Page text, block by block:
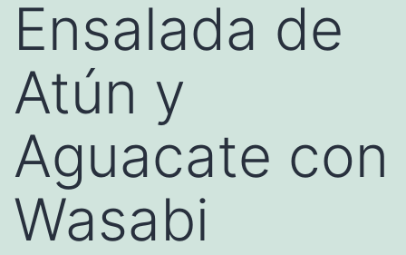
Ensalada de
Atún y
Aguacate con
Wasabi